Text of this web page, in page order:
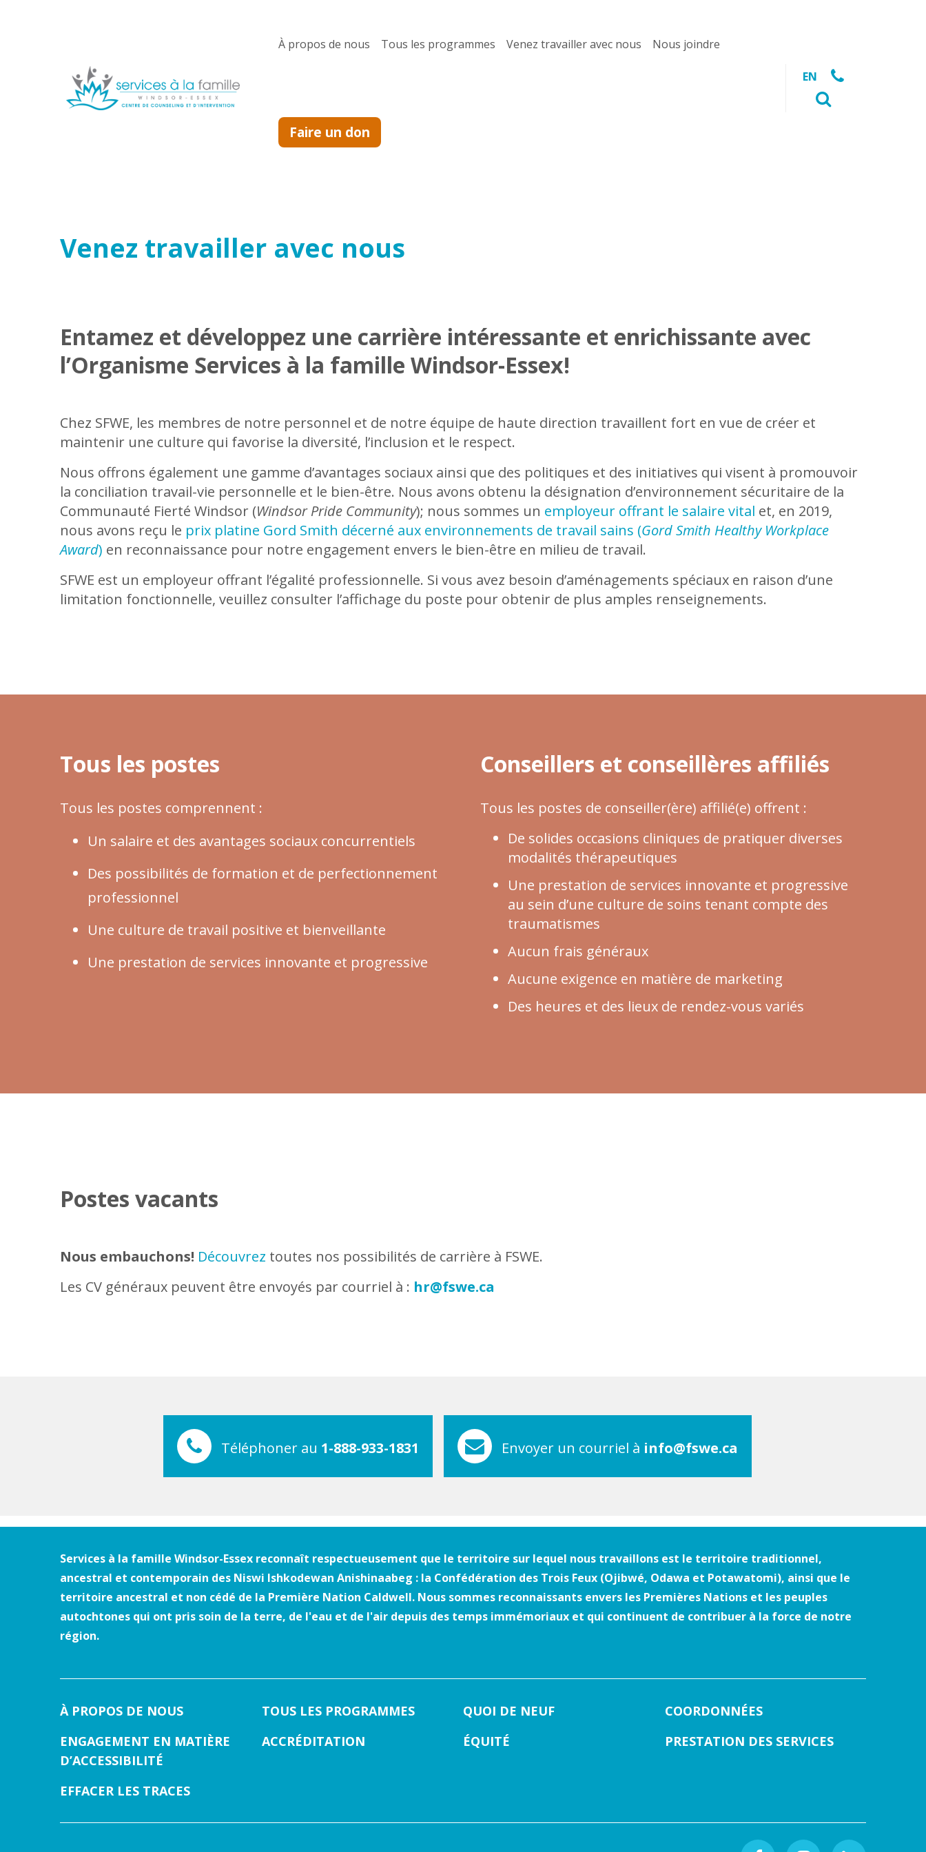
À propos de nous Tous les programmes Venez travailler avec nous Nous joindre
Faire un don
EN
Venez travailler avec nous
Entamez et développez une carrière intéressante et enrichissante avec
l’Organisme Services à la famille Windsor-Essex!
Chez SFWE, les membres de notre personnel et de notre équipe de haute direction travaillent fort en vue de créer et
maintenir une culture qui favorise la diversité, l’inclusion et le respect.
Nous offrons également une gamme d’avantages sociaux ainsi que des politiques et des initiatives qui visent à promouvoir
la conciliation travail-vie personnelle et le bien-être. Nous avons obtenu la désignation d’environnement sécuritaire de la
Communauté Fierté Windsor (Windsor Pride Community); nous sommes un employeur offrant le salaire vital et, en 2019,
nous avons reçu le prix platine Gord Smith décerné aux environnements de travail sains (Gord Smith Healthy Workplace
Award) en reconnaissance pour notre engagement envers le bien-être en milieu de travail.
SFWE est un employeur offrant l’égalité professionnelle. Si vous avez besoin d’aménagements spéciaux en raison d’une
limitation fonctionnelle, veuillez consulter l’affichage du poste pour obtenir de plus amples renseignements.
Tous les postes
Tous les postes comprennent :
Un salaire et des avantages sociaux concurrentiels
Des possibilités de formation et de perfectionnement
professionnel
Une culture de travail positive et bienveillante
Une prestation de services innovante et progressive
Conseillers et conseillères affiliés
Tous les postes de conseiller(ère) affilié(e) offrent :
De solides occasions cliniques de pratiquer diverses
modalités thérapeutiques
Une prestation de services innovante et progressive
au sein d’une culture de soins tenant compte des
traumatismes
Aucun frais généraux
Aucune exigence en matière de marketing
Des heures et des lieux de rendez-vous variés
Postes vacants
Nous embauchons! Découvrez toutes nos possibilités de carrière à FSWE.
Les CV généraux peuvent être envoyés par courriel à : hr@fswe.ca
Téléphoner au 1-888-933-1831 Envoyer un courriel à info@fswe.ca
Services à la famille Windsor-Essex reconnaît respectueusement que le territoire sur lequel nous travaillons est le territoire traditionnel,
ancestral et contemporain des Niswi Ishkodewan Anishinaabeg : la Confédération des Trois Feux (Ojibwé, Odawa et Potawatomi), ainsi que le
territoire ancestral et non cédé de la Première Nation Caldwell. Nous sommes reconnaissants envers les Premières Nations et les peuples
autochtones qui ont pris soin de la terre, de l'eau et de l'air depuis des temps immémoriaux et qui continuent de contribuer à la force de notre
région.
À PROPOS DE NOUS TOUS LES PROGRAMMES QUOI DE NEUF
COORDONNÉES
ENGAGEMENT EN MATIÈRE
D’ACCESSIBILITÉ
ACCRÉDITATION ÉQUITÉ PRESTATION DES SERVICES
EFFACER LES TRACES